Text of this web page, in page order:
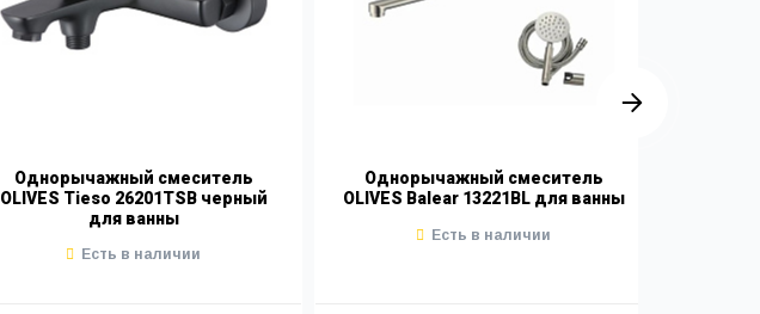
Однорычажный смеситель
OLIVES Tieso 26201TSB черный
для ванны
Есть в наличии
Однорычажный смеситель
OLIVES Balear 13221BL для ванны
Есть в наличии